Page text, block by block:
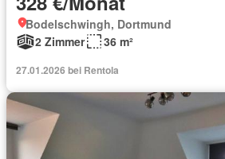
Bodelschwingh, Dortmund
2 Zimmer
36 m²
27.01.2026 bei Rentola